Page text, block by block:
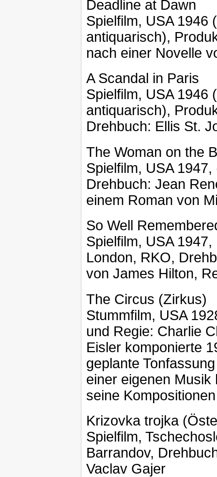
Deadline at Dawn
Spielfilm, USA 1946
antiquarisch),
nach einer Novelle
A Scandal in Paris
Spielfilm, USA 1946
antiquarisch),
Drehbuch: Ellis St.
The Woman on the
Spielfilm, USA
Drehbuch: Jean
einem Roman von
So Well
Spielfilm, USA
London, RKO,
von James Hilton,
The Circus (Zirkus)
Stummfilm, USA
und Regie: Charlie
Eisler komponierte
geplante
einer eigenen
seine
Krizovka trojka
Spielfilm,
Barrandov,
Vaclav Gajer